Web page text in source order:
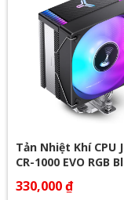
Tản Nhiệt Khí CPU
CR-1000 EVO RGB
330,000 ₫